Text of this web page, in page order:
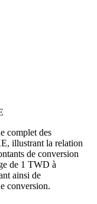
complet des
illustrant la relation
de conversion
de 1 TWD à
ainsi de
conversion.